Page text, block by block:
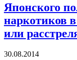
Японского
наркотиков
или
30.08.2014